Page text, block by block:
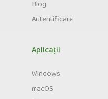
Blog
Autentificare
Aplicații
Windows
macOS